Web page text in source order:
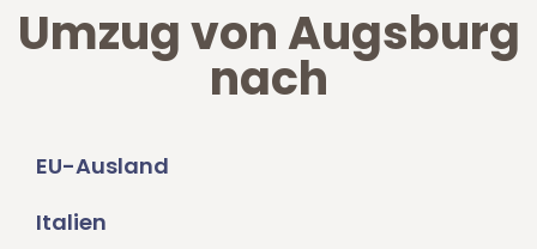
Umzug von Augsburg
nach
EU-Ausland
Italien